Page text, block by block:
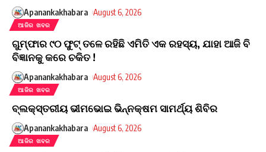
Apanankakhabara August 6, 2026
ଆଜିର ଖବର
ଗୁମ୍ଫାର ୯୦ ଫୁଟ୍ ତଳେ ରହିଛି ଏମିତି ଏକ ରହସ୍ୟ, ଯାହା ଆଜି ବି
ବିଜ୍ଞାନକୁ କରେ ଚକିତ !
Apanankakhabara August 6, 2026
ଆଜିର ଖବର
ବ୍ଲକ୍‌ସ୍ତରୀୟ ଭୀମଭୋଇ ଭିନ୍ନକ୍ଷମ ସାମର୍ଥ୍ୟ ଶିବିର
Apanankakhabara August 6, 2026
ଆଜିର ଖବର